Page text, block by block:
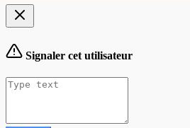
Signaler cet utilisateur